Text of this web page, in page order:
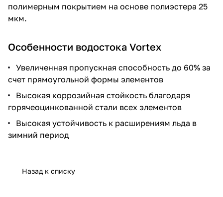
полимерным покрытием на основе полиэстера 25
мкм.
Особенности водостока Vortex
Увеличенная пропускная способность до 60% за
счет прямоугольной формы элементов
Высокая коррозийная стойкость благодаря
горячеоцинкованной стали всех элементов
Высокая устойчивость к расширениям льда в
зимний период
Назад к списку